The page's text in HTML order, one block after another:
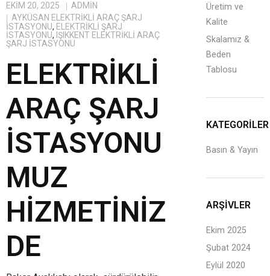
EKIM 20, 2025
ADMIN
AYKÜSAN ELEKTRIKLI ARAÇ ŞARJ
İSTASYONU, ELEKTRIKLI ŞARJ
İSTASYONU, IŞIKKENT ELEKTRIKLI ARAÇ
ŞARJ İSTASYONU
ELEKTRIKLI
ARAÇ ŞARJ
İSTASYONU
MUZ
HIZMETINIZ
DE
Üretim ve
Kalite
Skalamız &
Beden
Tablosu
KATEGORILER
Basın & Yayın
ARŞIVLER
Ekim 2025
Şubat 2024
Eylül 2020